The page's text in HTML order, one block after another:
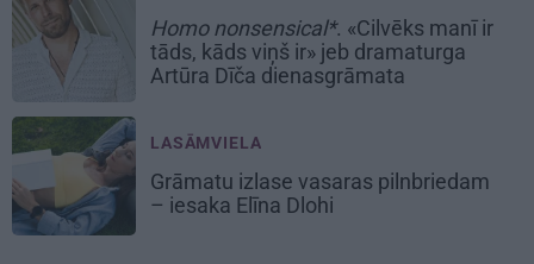
Homo nonsensical*. «Cilvēks manī ir
tāds, kāds viņš ir» jeb dramaturga
Artūra Dīča dienasgrāmata
LASĀMVIELA
Grāmatu izlase vasaras pilnbriedam
– iesaka Elīna Dlohi